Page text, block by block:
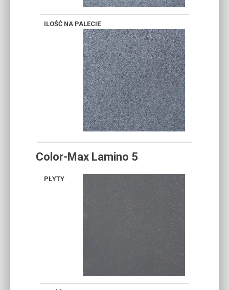
Color-Max Lamino 5
SZARY